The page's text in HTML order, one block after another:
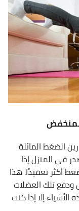
الضغط المائلة
في المنزل إذا
أكثر تعقيدًا. هذا
تلك العضلات
الأشياء إلا إذا كنت